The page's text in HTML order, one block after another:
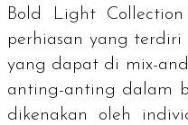
Bold Light
perhiasan yang
yang dapat di mix-
anting-anting dalam
dikenakan oleh